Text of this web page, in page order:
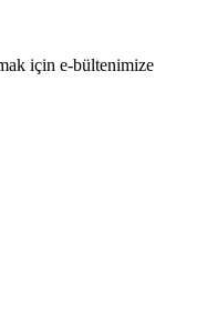
için e-bültenimize